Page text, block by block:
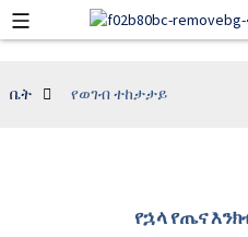
ቤት የወገብ ተከታታይ
የኋላ የጤና